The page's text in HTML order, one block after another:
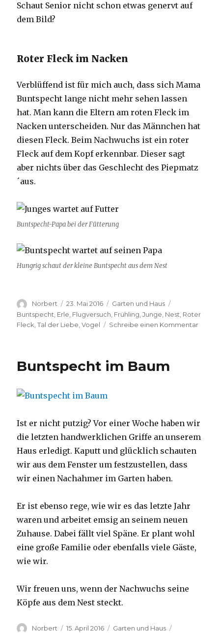
Schaut Senior nicht schon etwas genervt auf
dem Bild?
Roter Fleck im Nacken
Verblüffend ist für mich auch, dass sich Mama
Buntspecht lange nicht mehr sehen lassen
hat. Man kann die Eltern am roten Fleck im
Nacken unterscheiden. Nur das Männchen hat
diesen Fleck. Beim Nachwuchs ist ein roter
Fleck auf dem Kopf erkennbar. Dieser sagt
aber nichts über das Geschlecht des Piepmatz
´aus.
Buntspecht-Papa bei der Fütterung
Hungrig schaut der kleine Buntspecht aus dem Nest
Autor
Norbert
Veröffentlicht
am
23. Mai 2016 Kategorien
Garten und Haus
Buntspecht Erle Flugversuch Frühling ,Junge Nest Roter
Fleck ,Tal der Liebe ,Vogel Schreibe einen Kommentarzu
Buntspecht im Baum
Ist er nicht putzig? Vor einer Woche haben wir
die letzten handwerklichen Griffe an unserem
Haus erledigt. Kaputt und glücklich schauten
wir aus dem Fenster um festzustellen, dass
wir einen Nachahmer im Garten haben.
Er ist ebenso rege, wie wir es das letzte Jahr
waren und arbeitet emsig an seinem neuen
Zuhause. Dabei fällt viel Späne. Er plant wohl
eine große Familie oder ebenfalls viele Gäste,
wie wir.
Wir freuen uns, wenn der Nachwuchs seine
Köpfe aus dem Nest steckt.
Autor
Norbert
Veröffentlicht
15. April 2016 Kategorien
Garten und Haus